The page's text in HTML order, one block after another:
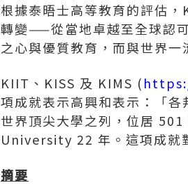
根據泰晤士高等教育的評估
轉變——從當地卓越至全球認
之心與優質教育，而與世界一
KIIT、KISS 及 KIMS (
項成就表示高興和表示：「
世界頂尖大學之列，位居
University 22 年。這項成就
摘要